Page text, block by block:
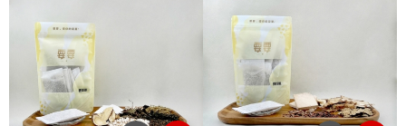
便，敬請見諒，謝謝。
包】為你帶來轉機！
融合傳統淨穢儀式與現代風水概
可放置於居家、辦公桌、隨身包
包、車內
●適合開工、搬家、改運、重要場
●泡澡淨身：使用1-2包要安淨，放入
浴缸、臉盆後熱水浸泡、擦拭使用，
使用後整包丟掉即可。（建議用量浴
缸2包/ 寶寶澡盆1包）
●除穢開運：平時、出國各種敏感時
期，隨身攜帶淨化磁場、掃除晦氣、
轉運開運，置於隨身物品中或放在常
用空間，配合每日靜心祈願，效果更
讓身心煥然一新，掃除晦氣，
迎接嶄新能量！
限量發售，手工製作數量有限，敬請
把握！
可放置於居家、辦公桌、隨身包
包、車內
適合開工、搬家、改運、重要場
浴缸、臉盆後熱水浸泡、擦拭使用，
使用後整包丟掉即可。（建議用量浴
缸2包/ 寶寶澡盆1包）
●除穢開運：平時、出國各種敏感時
期，隨身攜帶淨化磁場、掃除晦氣、
轉運開運，置於隨身物品中或放在常
用空間，配合每日靜心祈願，效果更
讓身心煥然一新，掃除晦氣，
迎接嶄新能量！
限量發售，手工製作數量有限，敬請
把握！